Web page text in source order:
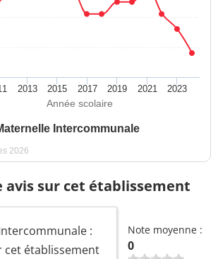
Année scolaire
Intercommunale
2013 2015 2017 2019 2021 2023
2026
avis sur cet établissement
:
cet établissement
Note moyenne :
0